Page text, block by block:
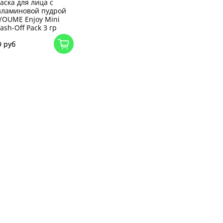
для лица с
пудрой
Enjoy Mini
Off Pack 3 гр
руб